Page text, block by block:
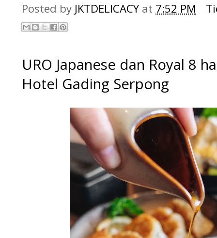
Posted by JKTDELICACY at 7:52 PM
URO Japanese dan Royal 8
Hotel Gading Serpong